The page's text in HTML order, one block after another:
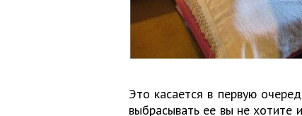
Это касается в первую
выбрасывать ее вы не хотите